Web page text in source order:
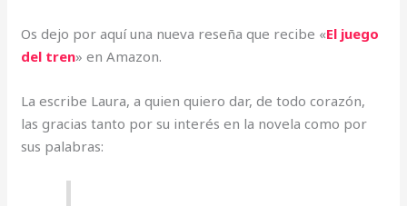
Os dejo por aquí una nueva reseña que recibe «El juego
del tren» en Amazon.
La escribe Laura, a quien quiero dar, de todo corazón,
las gracias tanto por su interés en la novela como por
sus palabras: